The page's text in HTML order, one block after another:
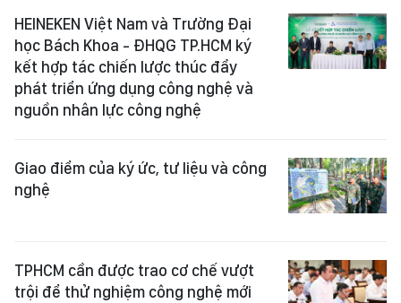
HEINEKEN Việt Nam và Trường Đại
học Bách Khoa - ĐHQG TP.HCM ký
kết hợp tác chiến lược thúc đẩy
phát triển ứng dụng công nghệ và
nguồn nhân lực công nghệ
Giao điểm của ký ức, tư liệu và công
nghệ
TPHCM cần được trao cơ chế vượt
trội để thử nghiệm công nghệ mới